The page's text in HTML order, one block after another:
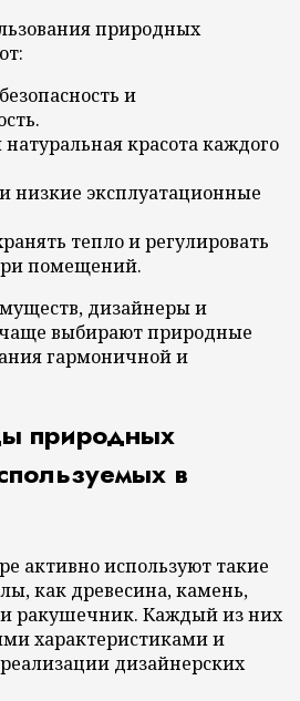
природных
и
красота каждого
низкие эксплуатационные
тепло и регулировать
помещений.
дизайнеры и
выбирают природные
гармоничной и
природных
в
активно используют такие
как древесина, камень,
ракушечник. Каждый из них
характеристиками и
дизайнерских